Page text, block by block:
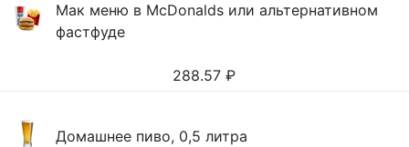
Мак меню в McDonalds или альтернативном
фастфуде
288.57 ₽
Домашнее пиво, 0,5 литра